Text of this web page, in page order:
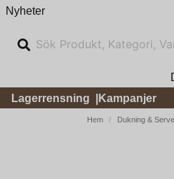
Nyheter
Lagerrensning
Kampanjer
Hem Dukning &